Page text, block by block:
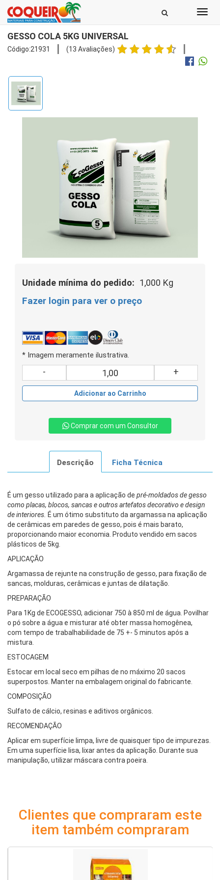
GESSO COLA 5KG UNIVERSAL
Código:21931 (13 Avaliações)
Unidade mínima do pedido: 1,000 Kg
Fazer login para ver o preço
* Imagem meramente ilustrativa.
- +
Adicionar ao Carrinho
Comprar com um Consultor
Descrição Ficha Técnica
É um gesso utilizado para a aplicação de pré-moldados de gesso
como placas, blocos, sancas e outros artefatos decorativo e design
de interiores. É um ótimo substituto da argamassa na aplicação
de cerâmicas em paredes de gesso, pois é mais barato,
proporcionando maior economia. Produto vendido em sacos
plásticos de 5kg.
APLICAÇÃO
Argamassa de rejunte na construção de gesso, para fixação de
sancas, molduras, cerâmicas e juntas de dilatação.
PREPARAÇÃO
Para 1Kg de ECOGESSO, adicionar 750 à 850 ml de água. Povilhar
o pó sobre a água e misturar até obter massa homogênea,
com tempo de trabalhabilidade de 75 +- 5 minutos após a
mistura.
ESTOCAGEM
Estocar em local seco em pilhas de no máximo 20 sacos
superpostos. Manter na embalagem original do fabricante.
COMPOSIÇÃO
Sulfato de cálcio, resinas e aditivos orgânicos.
RECOMENDAÇÃO
Aplicar em superfície limpa, livre de quaisquer tipo de impurezas.
Em uma superfície lisa, lixar antes da aplicação. Durante sua
manipulação, utilizar máscara contra poeira.
Clientes que compraram este
item também compraram